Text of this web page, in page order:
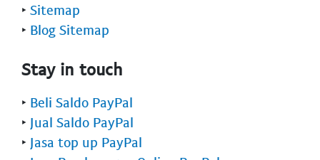
‣ Sitemap
‣ Blog Sitemap
Stay in touch
‣ Beli Saldo PayPal
‣ Jual Saldo PayPal
‣ Jasa top up PayPal